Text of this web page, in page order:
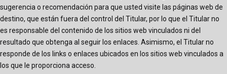
sugerencia o recomendación para que usted visite las páginas web de
destino, que están fuera del control del Titular, por lo que el Titular no
es responsable del contenido de los sitios web vinculados ni del
resultado que obtenga al seguir los enlaces. Asimismo, el Titular no
responde de los links o enlaces ubicados en los sitios web vinculados a
los que le proporciona acceso.